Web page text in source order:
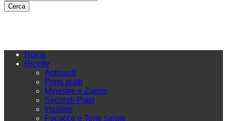
Cerca
Home
Ricette
Antipasti
Primi piatti
Minestre e Zuppe
Secondi Piatti
Insalate
Focacce e Torte salate